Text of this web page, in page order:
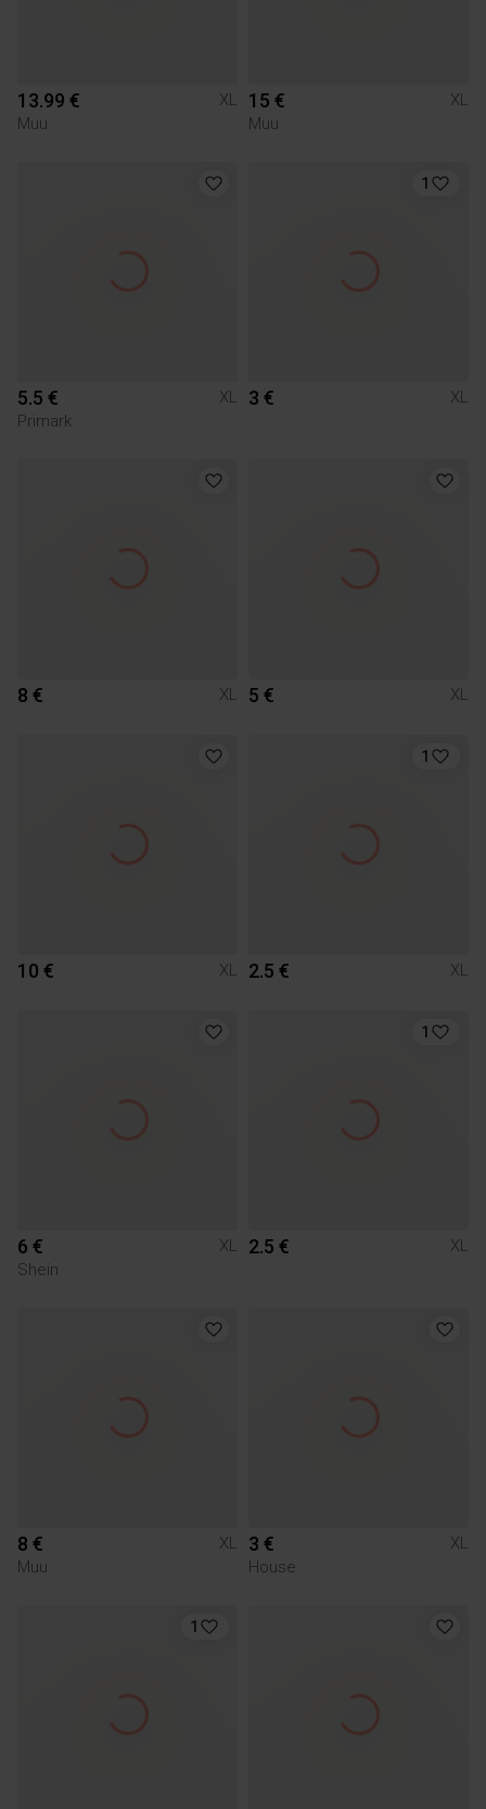
13.99 €
XL
Muu
15 €
XL
Muu
5.5 €
XL
Primark
1
3 € XL
8 € XL 5 € XL
10 € XL
1
2.5 € XL
6 €
XL
Shein
1
2.5 € XL
8 €
XL
Muu
3 €
XL
House
1